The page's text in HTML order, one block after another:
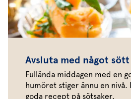
Avsluta med något sött
Fullända middagen med en
humöret stiger ännu en nivå.
goda recept på sötsaker.